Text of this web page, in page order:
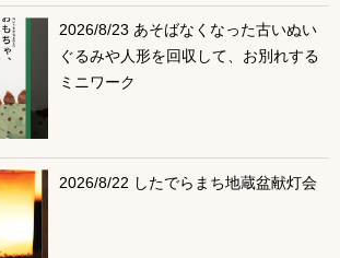
2026/8/23 あそばなくなった古いぬい
ぐるみや人形を回収して、お別れする
ミニワーク
2026/8/22 したでらまち地蔵盆献灯会